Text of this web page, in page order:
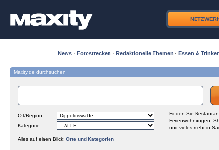
News · Fotostrecken · Redaktionelle Themen · Essen &
Maxity.de durchsuchen
Ort/Region:
Kategorie:
Finden Sie
Ferienwohnungen,
und vieles mehr in
Alles auf einen Blick: Orte und Kategorien